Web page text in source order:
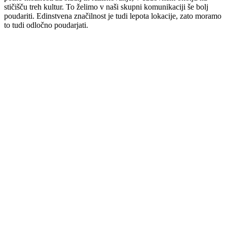
stičišču treh kultur. To želimo v naši skupni komunikaciji še bolj
poudariti. Edinstvena značilnost je tudi lepota lokacije, zato moramo
to tudi odločno poudarjati.